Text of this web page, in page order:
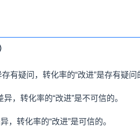
有疑问，转化率的“改进”是存有疑问
，转化率的“改进”是不可信的。
转化率的“改进”是可信的。